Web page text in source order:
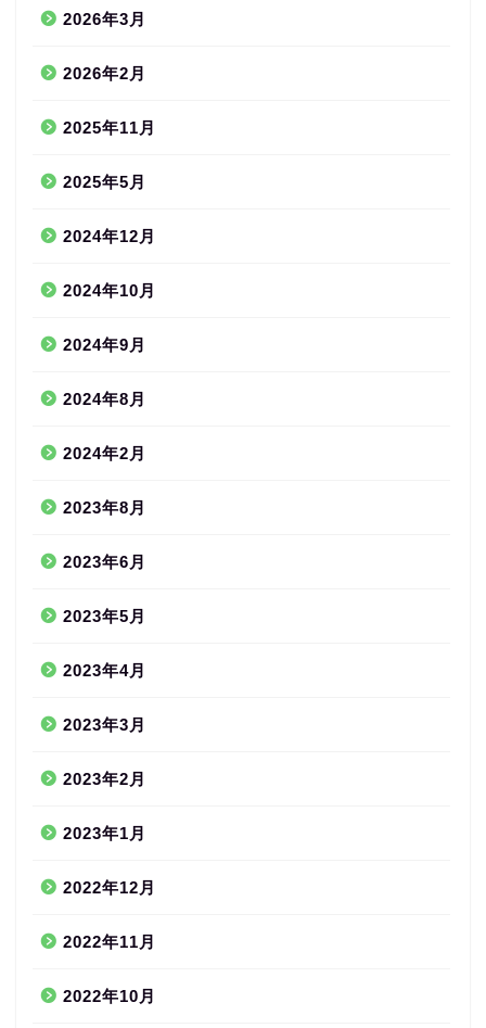
2026年3月
2026年2月
2025年11月
2025年5月
2024年12月
2024年10月
2024年9月
2024年8月
2024年2月
2023年8月
2023年6月
2023年5月
2023年4月
2023年3月
2023年2月
2023年1月
2022年12月
2022年11月
2022年10月